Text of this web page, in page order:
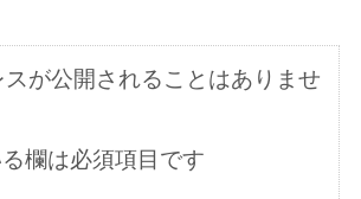
が公開されることはありませ
欄は必須項目です